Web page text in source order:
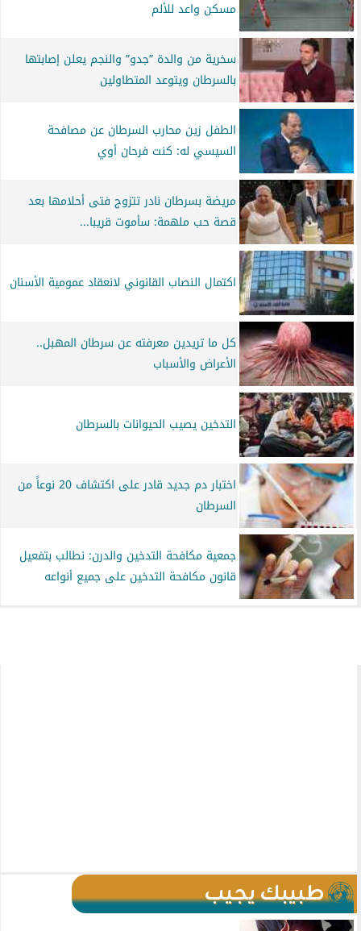
مسكن واعد للألم
سخرية من والدة ”جدو” والنجم يعلن إصابتها
بالسرطان ويتوعد المتطاولين
الطفل زين محارب السرطان عن مصافحة
السيسي له: كنت فرحان أوي
مريضة بسرطان نادر تتزوج فتى أحلامها بعد
قصة حب ملهمة: سأموت قريبا...
اكتمال النصاب القانوني لانعقاد عمومية الأسنان
كل ما تريدين معرفته عن سرطان المهبل..
الأعراض والأسباب
التدخين يصيب الحيوانات بالسرطان
اختبار دم جديد قادر على اكتشاف 20 نوعاً من
السرطان
جمعية مكافحة التدخين والدرن: نطالب بتفعيل
قانون مكافحة التدخين على جميع أنواعه
طبيبك يجيب